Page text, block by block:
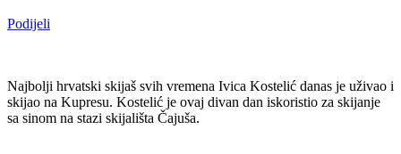
Podijeli
Najbolji hrvatski skijaš svih vremena Ivica Kostelić danas je uživao i
skijao na Kupresu. Kostelić je ovaj divan dan iskoristio za skijanje
sa sinom na stazi skijališta Čajuša.